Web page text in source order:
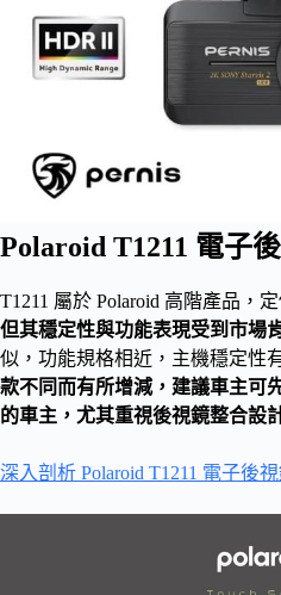
Polaroid T1211 電子
T1211 屬於 Polaroid 高階產品，
但其穩定性與功能表現受到市場
似，功能規格相近，主機穩定性
款不同而有所增減，建議車主可
的車主，尤其重視後視鏡整合設
深入剖析 Polaroid T1211 電子後